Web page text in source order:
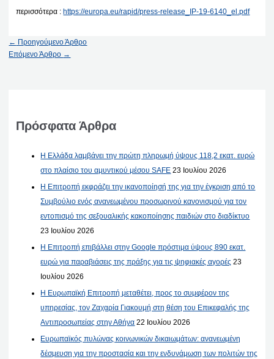
περισσότερα : https://europa.eu/rapid/press-release_IP-19-6140_el.pdf
← Προηγούμενο Άρθρο
Επόμενο Άρθρο →
Πρόσφατα Άρθρα
Η Ελλάδα λαμβάνει την πρώτη πληρωμή ύψους 118,2 εκατ. ευρώ
στο πλαίσιο του αμυντικού μέσου SAFE 23 Ιουλίου 2026
Η Επιτροπή εκφράζει την ικανοποίησή της για την έγκριση από το
Συμβούλιο ενός ανανεωμένου προσωρινού κανονισμού για τον
εντοπισμό της σεξουαλικής κακοποίησης παιδιών στο διαδίκτυο
23 Ιουλίου 2026
Η Επιτροπή επιβάλλει στην Google πρόστιμα ύψους 890 εκατ.
ευρώ για παραβιάσεις της πράξης για τις ψηφιακές αγορές 23
Ιουλίου 2026
Η Ευρωπαϊκή Επιτροπή μεταθέτει, προς το συμφέρον της
υπηρεσίας, τον Ζαχαρία Γιακουμή στη θέση του Επικεφαλής της
Αντιπροσωπείας στην Αθήνα 22 Ιουλίου 2026
Ευρωπαϊκός πυλώνας κοινωνικών δικαιωμάτων: ανανεωμένη
δέσμευση για την προστασία και την ενδυνάμωση των πολιτών της